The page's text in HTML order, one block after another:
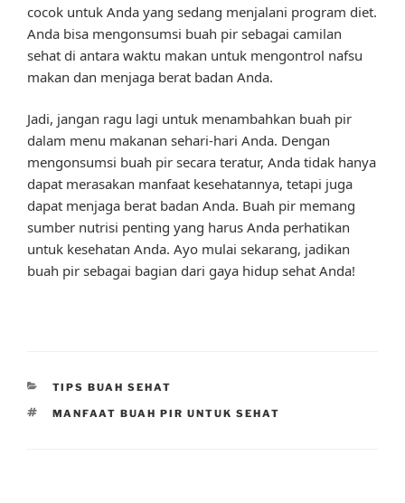
cocok untuk Anda yang sedang menjalani program diet.
Anda bisa mengonsumsi buah pir sebagai camilan
sehat di antara waktu makan untuk mengontrol nafsu
makan dan menjaga berat badan Anda.
Jadi, jangan ragu lagi untuk menambahkan buah pir
dalam menu makanan sehari-hari Anda. Dengan
mengonsumsi buah pir secara teratur, Anda tidak hanya
dapat merasakan manfaat kesehatannya, tetapi juga
dapat menjaga berat badan Anda. Buah pir memang
sumber nutrisi penting yang harus Anda perhatikan
untuk kesehatan Anda. Ayo mulai sekarang, jadikan
buah pir sebagai bagian dari gaya hidup sehat Anda!
CATEGORIES
TIPS BUAH SEHAT
TAGS
MANFAAT BUAH PIR UNTUK SEHAT